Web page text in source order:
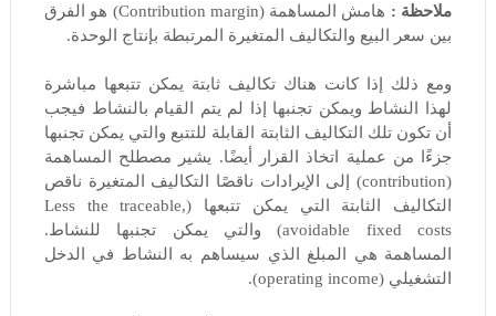
ملاحظة :
هامش المساهمة (Contribution margin) هو الفرق
بين سعر البيع والتكاليف المتغيرة المرتبطة بإنتاج الوحدة.
ومع ذلك إذا كانت هناك تكاليف ثابتة يمكن تتبعها مباشرة
لهذا النشاط ويمكن تجنبها إذا لم يتم القيام بالنشاط فيجب
أن تكون تلك التكاليف الثابتة القابلة للتتبع والتي يمكن تجنبها
جزءًا من عملية اتخاذ القرار أيضًا. يشير مصطلح المساهمة
(contribution) إلى الإيرادات ناقصًا التكاليف المتغيرة ناقص
التكاليف الثابتة التي يمكن تتبعها (Less the traceable,
avoidable fixed costs) والتي يمكن تجنبها للنشاط.
المساهمة هي المبلغ الذي سيساهم به النشاط في الدخل
التشغيلي (operating income).